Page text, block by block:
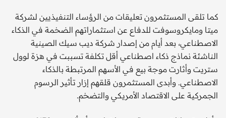
كما تلقى المستثمرون تعليقات من الرؤساء التنفيذيين لشركة
ميتا ومايكروسوفت للدفاع عن استثماراتهم الضخمة في الذكاء
الاصطناعي، بعد أيام من إصدار شركة ديب سيك الصينية
الناشئة نماذج ذكاء اصطناعي أقل تكلفة تسببت في هزة لوول
ستريت وأثارت موجة بيع في الأسهم المرتبطة بالذكاء
الاصطناعي. وأبدى المستثمرون قلقهم إزار تأثير الرسوم
الجمركية على الاقتصاد الأمريكي والتضخم.